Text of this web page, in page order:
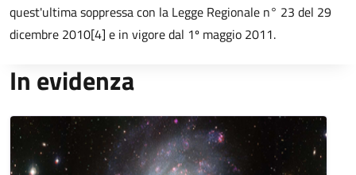
quest'ultima soppressa con la Legge Regionale n° 23 del 29
dicembre 2010[4] e in vigore dal 1º maggio 2011.
In evidenza